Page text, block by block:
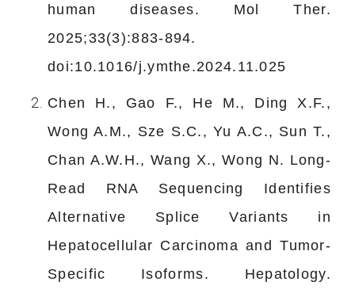
human diseases. Mol Ther.
2025;33(3):883-894.
doi:10.1016/j.ymthe.2024.11.025
Chen H., Gao F., He M., Ding X.F.,
Wong A.M., Sze S.C., Yu A.C., Sun T.,
Chan A.W.H., Wang X., Wong N. Long-
Read RNA Sequencing Identifies
Alternative Splice Variants in
Hepatocellular Carcinoma and Tumor-
Specific Isoforms. Hepatology.